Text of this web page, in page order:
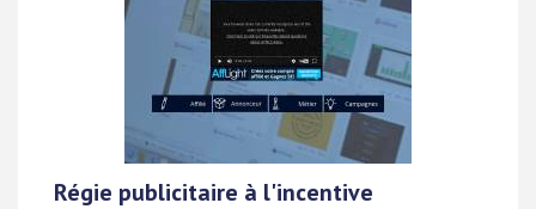
Régie publicitaire à l'incentive